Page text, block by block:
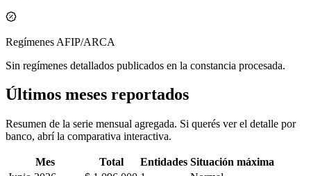
Regímenes AFIP/ARCA
Sin regímenes detallados publicados en la constancia procesada.
Últimos meses reportados
Resumen de la serie mensual agregada. Si querés ver el detalle por
banco, abrí la comparativa interactiva.
Mes Total Entidades Situación máxima